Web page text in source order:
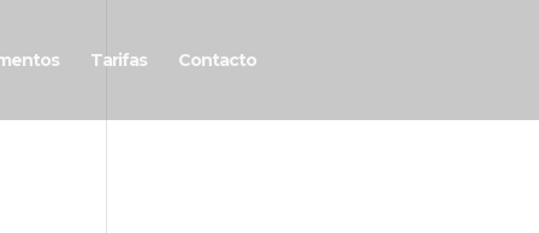
Tarifas Contacto